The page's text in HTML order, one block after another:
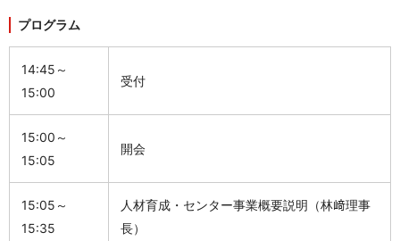
プログラム
14:45～
15:00
受付
15:00～
15:05
開会
15:05～
15:35
人材育成・センター事業概要説明（林﨑理事
長）